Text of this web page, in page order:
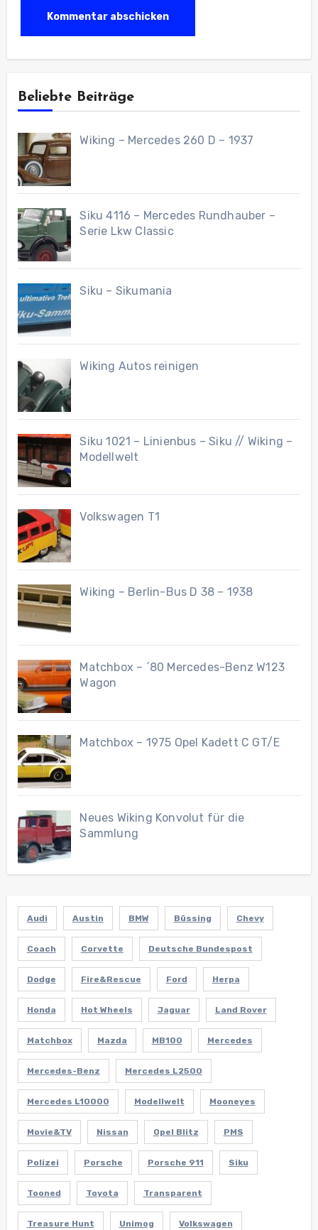
Beliebte Beiträge
Wiking – Mercedes 260 D – 1937
Siku 4116 – Mercedes Rundhauber –
Serie Lkw Classic
Siku – Sikumania
Wiking Autos reinigen
Siku 1021 – Linienbus – Siku // Wiking –
Modellwelt
Volkswagen T1
Wiking – Berlin-Bus D 38 – 1938
Matchbox – ´80 Mercedes-Benz W123
Wagon
Matchbox – 1975 Opel Kadett C GT/E
Neues Wiking Konvolut für die
Sammlung
Audi Austin BMW Büssing Chevy
Coach Corvette Deutsche Bundespost
Dodge Fire&Rescue Ford Herpa
Honda Hot Wheels Jaguar Land Rover
Matchbox Mazda MB100 Mercedes
Mercedes-Benz Mercedes L2500
Mercedes L10000 Modellwelt Mooneyes
Movie&TV Nissan Opel Blitz PMS
Polizei Porsche Porsche 911 Siku
Tooned Toyota Transparent
Treasure Hunt Unimog Volkswagen